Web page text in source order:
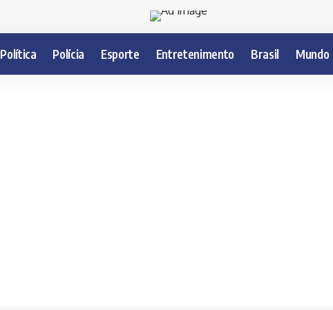
Política Polícia Esporte Entretenimento Brasil Mundo